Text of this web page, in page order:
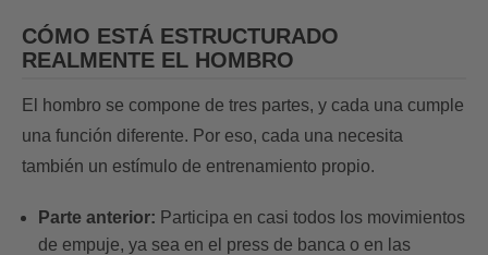
CÓMO ESTÁ ESTRUCTURADO
REALMENTE EL HOMBRO
El hombro se compone de tres partes, y cada una cumple
una función diferente. Por eso, cada una necesita
también un estímulo de entrenamiento propio.
Parte anterior: Participa en casi todos los movimientos
de empuje, ya sea en el press de banca o en las